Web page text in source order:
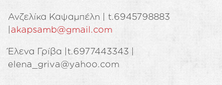
Ανζελίκα Καψαμπέλη | t.6945798883
| akapsamb@gmail.com
Έλενα Γρίβα |t.6977443343 |
elena_griva@yahoo.com